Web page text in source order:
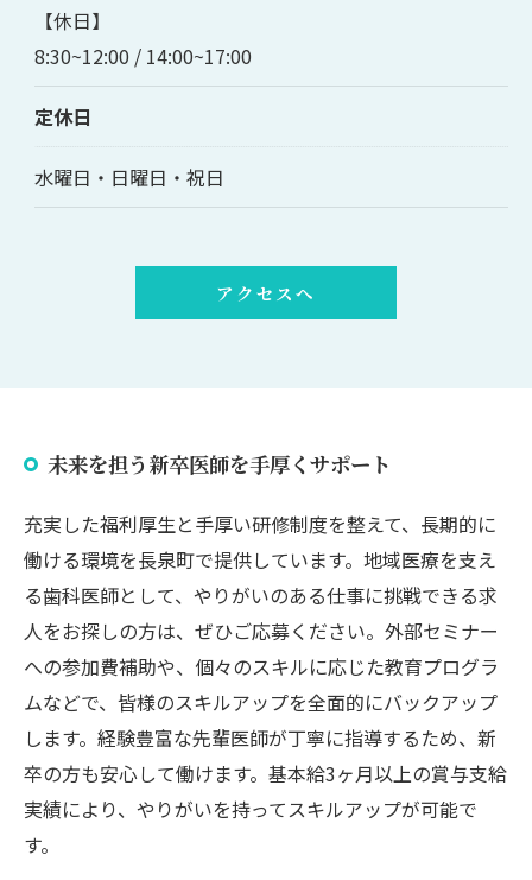
【休日】
8:30~12:00 / 14:00~17:00
定休日
水曜日・日曜日・祝日
アクセスへ
未来を担う新卒医師を手厚くサポート
充実した福利厚生と手厚い研修制度を整えて、長期的に
働ける環境を長泉町で提供しています。地域医療を支え
る歯科医師として、やりがいのある仕事に挑戦できる求
人をお探しの方は、ぜひご応募ください。外部セミナー
への参加費補助や、個々のスキルに応じた教育プログラ
ムなどで、皆様のスキルアップを全面的にバックアップ
します。経験豊富な先輩医師が丁寧に指導するため、新
卒の方も安心して働けます。基本給3ヶ月以上の賞与支給
実績により、やりがいを持ってスキルアップが可能で
す。